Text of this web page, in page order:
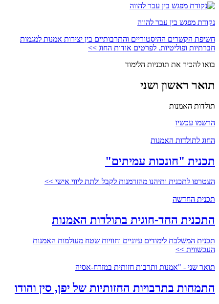
נקודת מפגש בין עבר להווה
חשיפת הקשרים ההיסטוריים והתרבותיים בין יצירות אמנות למגמות
חברתיות ופוליטיות. לפרטים אודות החוג >>
בואו להכיר את תוכניות הלימוד
תואר ראשון ושני
תולדות האמנות
הרשמו עכשיו
החוג לתולדות האמנות
תכנית "חונכות עמיתים"
הצטרפו לתכנית ותיהנו מהזדמנות לקבל ולתת ליווי אישי >>
תכנית החדשה
התכנית החד-חוגית בתולדות האמנות
תכנית המשלבת לימודים עיוניים וחוויות שטח מעולמות האמנות
העכשווית >>
תואר שני - "אמנות ותרבות חזותית במזרח-אסיה
התמחות בתרבויות החזותיות של יפן, סין והודו